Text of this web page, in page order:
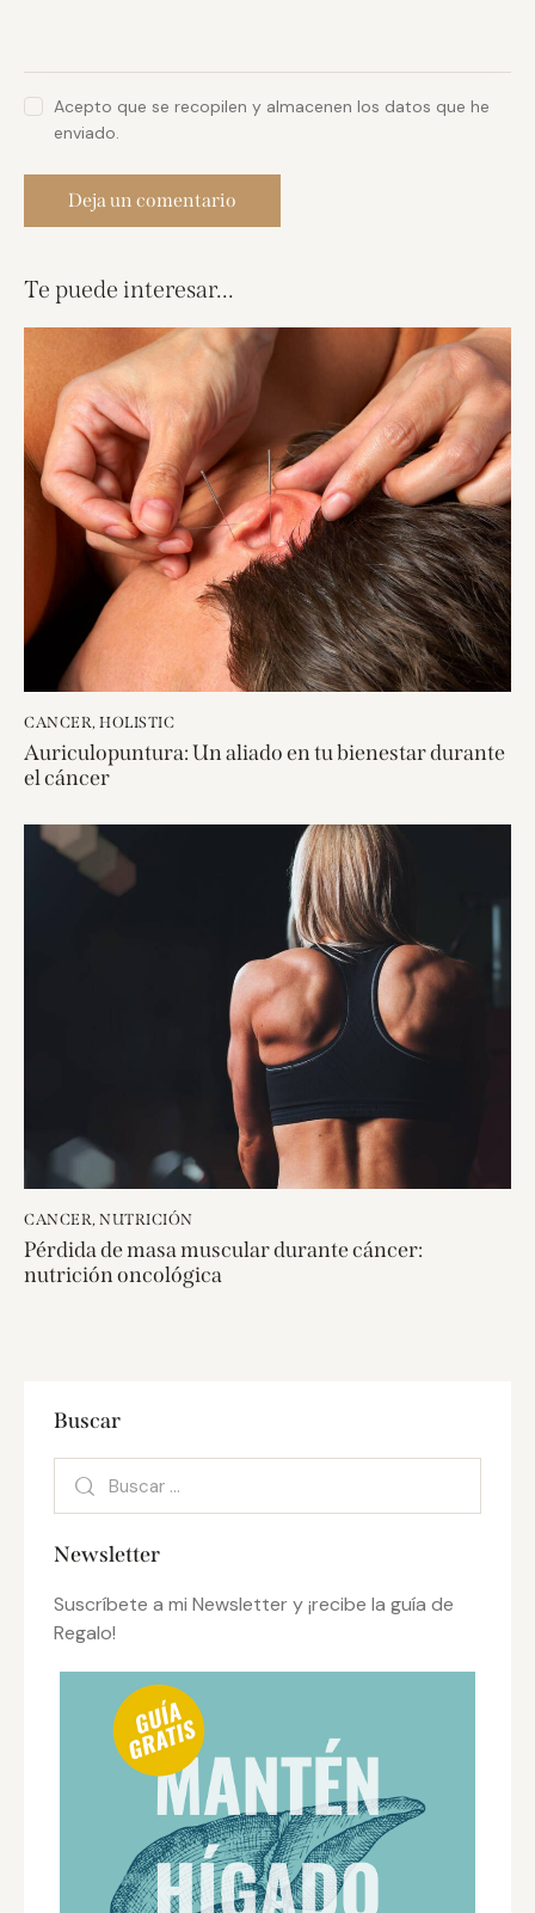
Acepto que se recopilen y almacenen los datos que he
enviado.
Te puede interesar...
CANCER, HOLISTIC
Auriculopuntura: Un aliado en tu bienestar durante
el cáncer
CANCER, NUTRICIÓN
Pérdida de masa muscular durante cáncer:
nutrición oncológica
Buscar
Newsletter
Suscríbete a mi Newsletter y ¡recibe la guía de
Regalo!